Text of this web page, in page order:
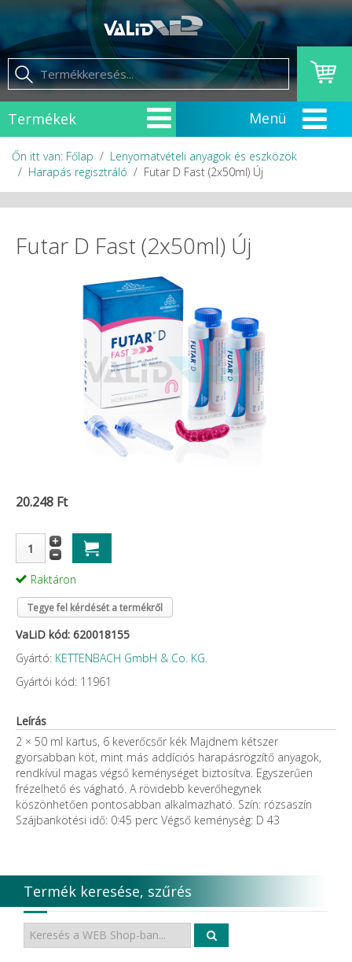
Termékek
Őn itt van: Főlap
Lenyomatvételi anyagok és eszközök
Harapás regisztráló
Futar D Fast (2x50ml) Új
Futar D Fast (2x50ml) Új
20.248 Ft
Raktáron
Tegye fel kérdését a termékről
VaLiD kód: 620018155
Gyártó: KETTENBACH GmbH & Co. KG.
Gyártói kód: 11961
Leírás
2 × 50 ml kartus, 6 keverőcsőr kék Majdnem kétszer
gyorsabban köt, mint más addíciós harapásrögzítő anyagok,
rendkívül magas végső keménységet biztosítva. Egyszerűen
frézelhető és vágható. A rövidebb keverőhegynek
köszönhetően pontosabban alkalmazható. Szín: rózsaszín
Szájbankötési idő: 0:45 perc Végső keménység: D 43
Termék keresése, szűrés